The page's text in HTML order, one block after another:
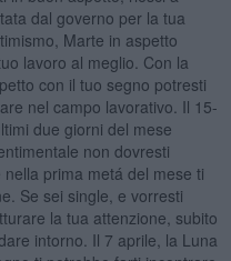
dal governo per la tua
Marte in aspetto
lavoro al meglio. Con la
con il tuo segno potresti
nel campo lavorativo. Il 15-
due giorni del mese
non dovresti
nella prima metá del mese ti
Se sei single, e vorresti
la tua attenzione, subito
intorno. Il 7 aprile, la Luna